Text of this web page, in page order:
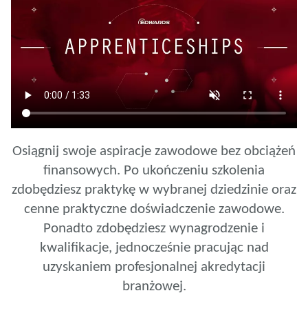
Osiągnij swoje aspiracje zawodowe bez obciążeń
finansowych. Po ukończeniu szkolenia
zdobędziesz praktykę w wybranej dziedzinie oraz
cenne praktyczne doświadczenie zawodowe.
Ponadto zdobędziesz wynagrodzenie i
kwalifikacje, jednocześnie pracując nad
uzyskaniem profesjonalnej akredytacji
branżowej.